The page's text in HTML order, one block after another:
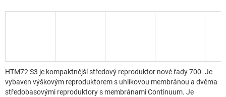
HTM72 S3 je kompaktnější středový reproduktor nové řady 700. Je
vybaven výškovým reproduktorem s uhlíkovou membránou a dvěma
středobasovými reproduktory s membránami Continuum. Je